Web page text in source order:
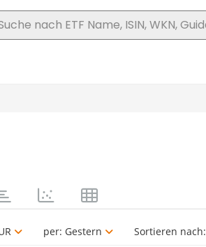
per: Gestern Sortieren nach: